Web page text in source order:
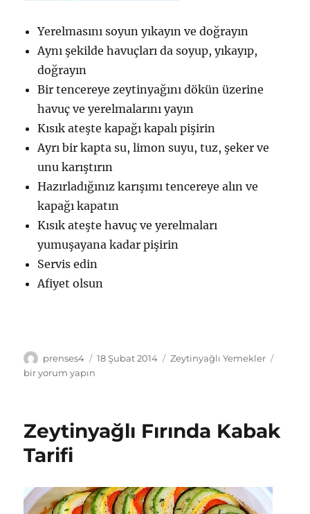
Yerelmasını soyun yıkayın ve doğrayın
Aynı şekilde havuçları da soyup, yıkayıp,
doğrayın
Bir tencereye zeytinyağını dökün üzerine
havuç ve yerelmalarını yayın
Kısık ateşte kapağı kapalı pişirin
Ayrı bir kapta su, limon suyu, tuz, şeker ve
unu karıştırın
Hazırladığınız karışımı tencereye alın ve
kapağı kapatın
Kısık ateşte havuç ve yerelmaları
yumuşayana kadar pişirin
Servis edin
Afiyet olsun
Yazar
prenses4
Yayın
18 Şubat 2014 Kategoriler
Zeytinyağlı Yemekler
bir yorum yapın
Zeytinyağlı Fırında Kabak
Tarifi